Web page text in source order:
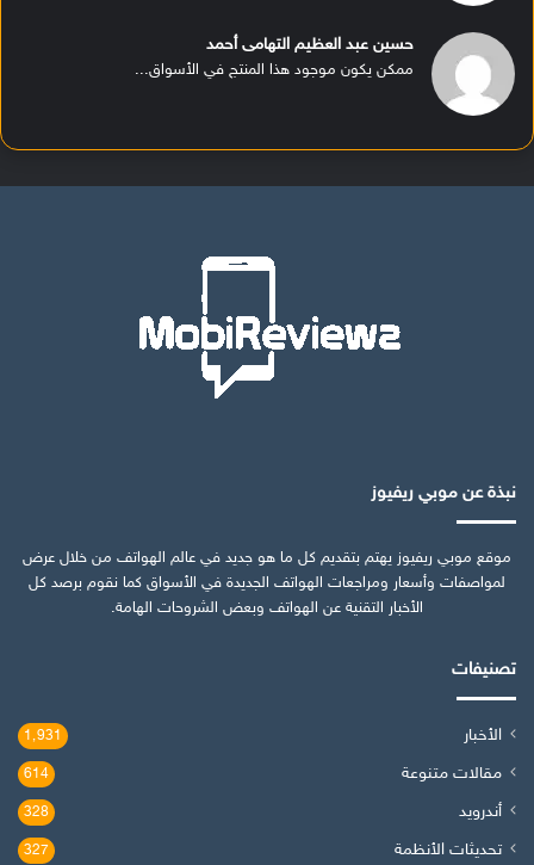
حسين عبد العظيم التهامى أحمد
ممكن يكون موجود هذا المنتج في الأسواق...
نبذة عن موبي ريفيوز
موقع موبي ريفيوز يهتم بتقديم كل ما هو جديد في عالم الهواتف من خلال عرض
لمواصفات وأسعار ومراجعات الهواتف الجديدة في الأسواق كما نقوم برصد كل
الأخبار التقنية عن الهواتف وبعض الشروحات الهامة.
تصنيفات
الأخبار 1٬931
مقالات متنوعة 614
أندرويد 328
تحديثات الأنظمة 327